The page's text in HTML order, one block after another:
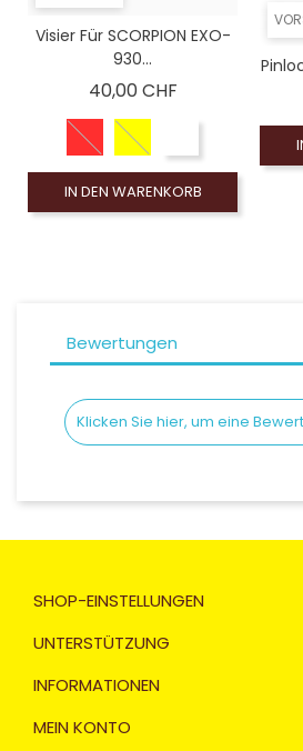
Visier Für SCORPION EXO-
930...
40,00 CHFPreis
IN DEN WARENKORB
Bewertungen
Klicken Sie hier, um eine
SHOP-EINSTELLUNGEN
UNTERSTÜTZUNG
INFORMATIONEN
MEIN KONTO